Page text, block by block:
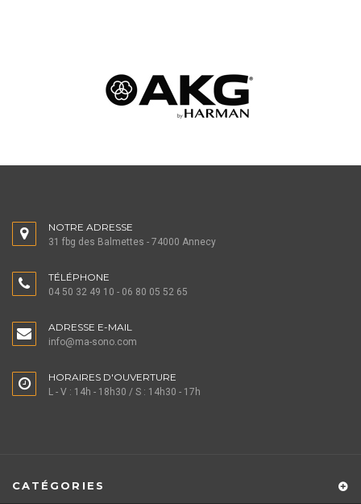
NOTRE ADRESSE
31 fbg des Balmettes - 74000 Annecy
TÉLÉPHONE
04 50 32 49 10 - 06 80 05 52 65
ADRESSE E-MAIL
info@ma-sono.com
HORAIRES D'OUVERTURE
L - V : 14h - 18h30 / S : 14h30 - 17h
CATÉGORIES